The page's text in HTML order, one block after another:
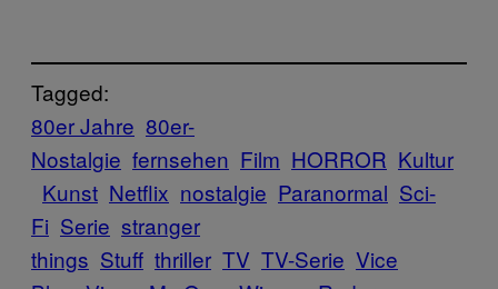
Tagged:
80er Jahre 80er-
Nostalgie fernsehen Film HORROR Kultur
Kunst Netflix nostalgie Paranormal Sci-
Fi Serie stranger
things Stuff thriller TV TV-Serie Vice